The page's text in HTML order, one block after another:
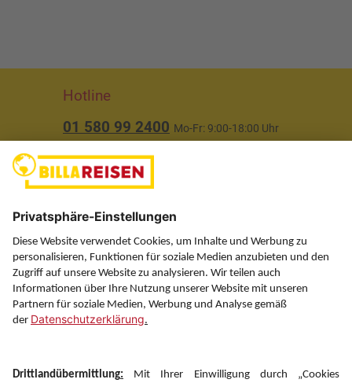
Hotline
01 580 99 2400 Mo-Fr: 9:00-18:00 Uhr
Über uns
Service
Information
Folgen Sie uns auf